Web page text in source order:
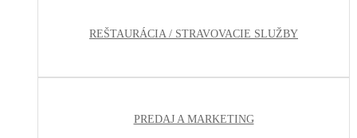
REŠTAURÁCIA / STRAVOVACIE SLUŽBY
PREDAJ A MARKETING